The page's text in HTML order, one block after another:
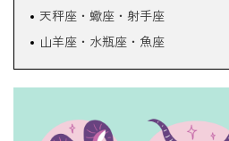
天秤座・蠍座・射手座
山羊座・水瓶座・魚座